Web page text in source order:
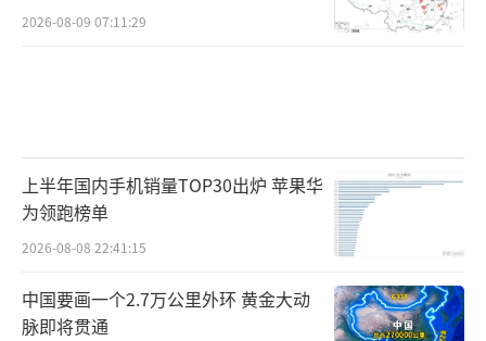
2026-08-09 07:11:29
上半年国内手机销量TOP30出炉 苹果华
为领跑榜单
2026-08-08 22:41:15
中国要画一个2.7万公里外环 黄金大动
脉即将贯通